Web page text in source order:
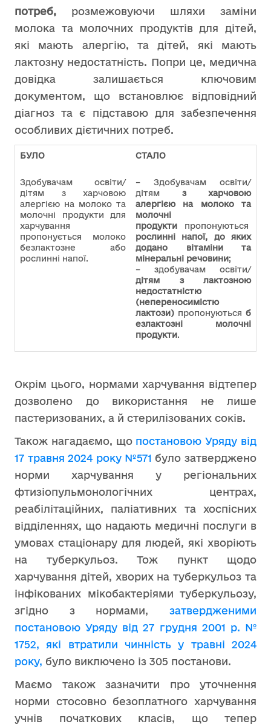
потреб, розмежовуючи шляхи заміни
молока та молочних продуктів для дітей,
які мають алергію, та дітей, які мають
лактозну недостатність. Попри це, медична
довідка залишається ключовим
документом, що встановлює відповідний
діагноз та є підставою для забезпечення
особливих дієтичних потреб.
БУЛО СТАЛО
Здобувачам освіти/
дітям з харчовою
алергією на молоко та
молочні продукти для
харчування
пропонується молоко
безлактозне або
рослинні напої.
– Здобувачам освіти/
дітям з харчовою
алергією на молоко та
молочні
продукти пропонуються
рослинні напої, до яких
додано вітаміни та
мінеральні речовини;
– здобувачам освіти/
дітям з лактозною
недостатністю
(непереносимістю
лактози) пропонуються б
езлактозні молочні
продукти.
Окрім цього, нормами харчування відтепер
дозволено до використання не лише
пастеризованих, а й стерилізованих соків.
Також нагадаємо, що постановою Уряду від
17 травня 2024 року №571 було затверджено
норми харчування у регіональних
фтизіопульмонологічних центрах,
реабілітаційних, паліативних та хоспісних
відділеннях, що надають медичні послуги в
умовах стаціонару для людей, які хворіють
на туберкульоз. Тож пункт щодо
харчування дітей, хворих на туберкульоз та
інфікованих мікобактеріями туберкульозу,
згідно з нормами, затвердженими
постановою Уряду від 27 грудня 2001 р. №
1752, які втратили чинність у травні 2024
року, було виключено із 305 постанови.
Маємо також зазначити про уточнення
норми стосовно безоплатного харчування
учнів початкових класів, що тепер